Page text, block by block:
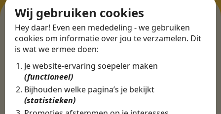
Wij gebruiken cookies
Hey daar! Even een mededeling - we gebruiken
cookies om informatie over jou te verzamelen. Dit
is wat we ermee doen:
Je website-ervaring soepeler maken
(functioneel)
Bijhouden welke pagina’s je bekijkt
(statistieken)
ERVARINGEN
Martijn vond een
nieuwe baan bij
CBEE